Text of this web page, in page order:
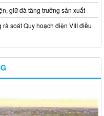
giữ đà tăng trưởng sản xuất
soát Quy hoạch điện VIII điều